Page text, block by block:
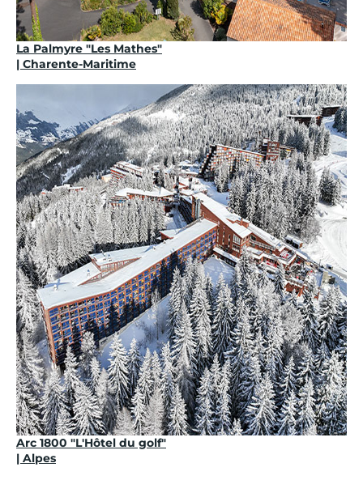
La Palmyre "Les Mathes"
| Charente-Maritime
Arc 1800 "L'Hôtel du golf"
| Alpes